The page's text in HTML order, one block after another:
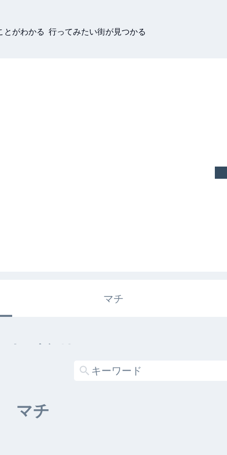
とがわかる 行ってみたい街が見つかる
マチ
キガタリ
マチ